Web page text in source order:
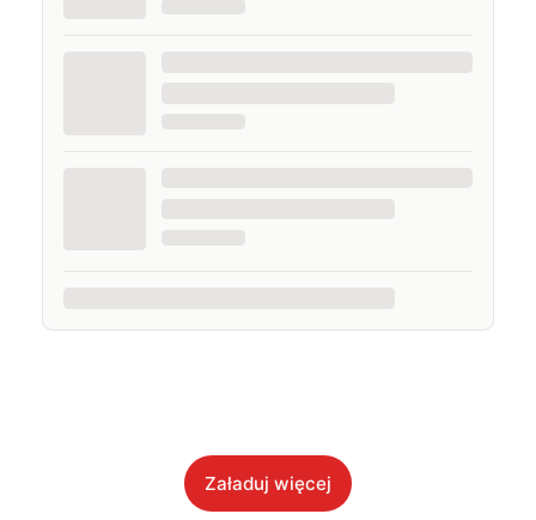
Załaduj więcej